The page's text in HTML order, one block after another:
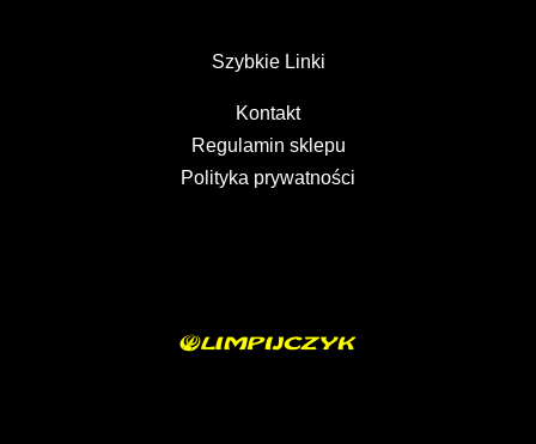
Szybkie Linki
Kontakt
Regulamin sklepu
Polityka prywatności